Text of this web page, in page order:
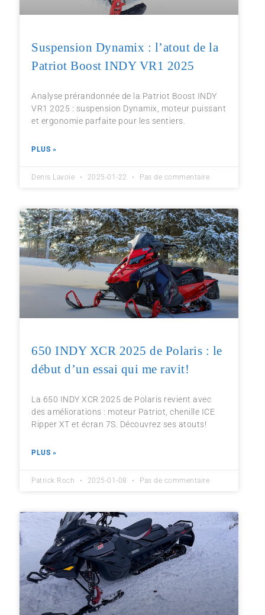
Suspension Dynamix : l’atout de la
Patriot Boost INDY VR1 2025
Analyse prérandonnée de la Patriot Boost INDY
VR1 2025 : suspension Dynamix, moteur puissant
et ergonomie parfaite pour les sentiers.
PLUS »
Denis Lavoie 2025-01-22 Pas de commentaire
650 INDY XCR 2025 de Polaris : le
début d’un essai qui me ravit!
La 650 INDY XCR 2025 de Polaris revient avec
des améliorations : moteur Patriot, chenille ICE
Ripper XT et écran 7S. Découvrez ses atouts!
PLUS »
Patrick Roch 2025-01-08 Pas de commentaire